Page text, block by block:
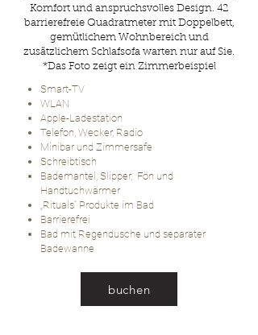
Komfort und anspruchsvolles Design. 42
barrierefreie Quadratmeter mit Doppelbett,
gemütlichem Wohnbereich und
zusätzlichem Schlafsofa warten nur auf Sie.
*Das Foto zeigt ein Zimmerbeispiel
Smart-TV
WLAN
Apple-Ladestation
Telefon, Wecker, Radio
Minibar und Zimmersafe
Schreibtisch
Bademantel, Slipper, Fön und
Handtuchwärmer
„Rituals“ Produkte im Bad
Barrierefrei
Bad mit Regendusche und separater
Badewanne
buchen